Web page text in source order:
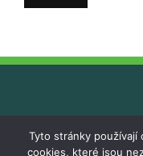
Tyto stránky používají
cookies, které jsou